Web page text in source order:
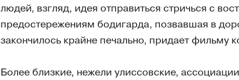
людей, взгляд, идея отправиться стричься с
предостережениям бодигарда, позвавшая в
закончилось крайне печально, придает фильму
Более близкие, нежели улиссовские,